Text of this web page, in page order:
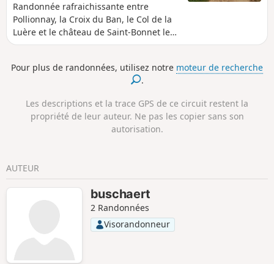
Randonnée rafraichissante entre
Pollionnay, la Croix du Ban, le Col de la
Luère et le château de Saint-Bonnet le
Froid. Une grande partie de cet
Pour plus de randonnées, utilisez notre moteur de recherche
.
Les descriptions et la trace GPS de ce circuit restent la
propriété de leur auteur. Ne pas les copier sans son
autorisation.
AUTEUR
buschaert
2 Randonnées
Visorandonneur